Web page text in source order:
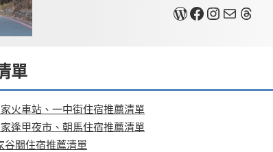
關於我Facebook InstagramMail Threads
單
家火車站、一中街住宿推薦清單
家逢甲夜市、朝馬住宿推薦清單
谷關住宿推薦清單